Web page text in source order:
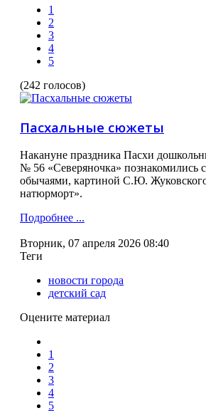
1
2
3
4
5
(242 голосов)
Пасхальные сюжеты
Накануне праздника Пасхи
№ 56 «Северяночка» познакомились
обычаями, картиной С.Ю.
натюрморт».
Подробнее ...
Вторник, 07 апреля 2026 08:40
Теги
новости города
детский сад
Оцените материал
1
2
3
4
5